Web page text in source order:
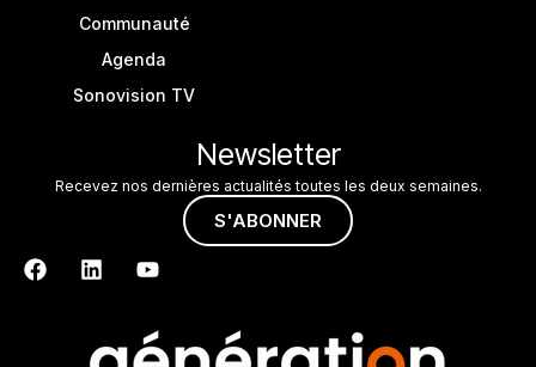
Communauté
Agenda
Sonovision TV
Newsletter
Recevez nos dernières actualités toutes les deux semaines.
S'ABONNER